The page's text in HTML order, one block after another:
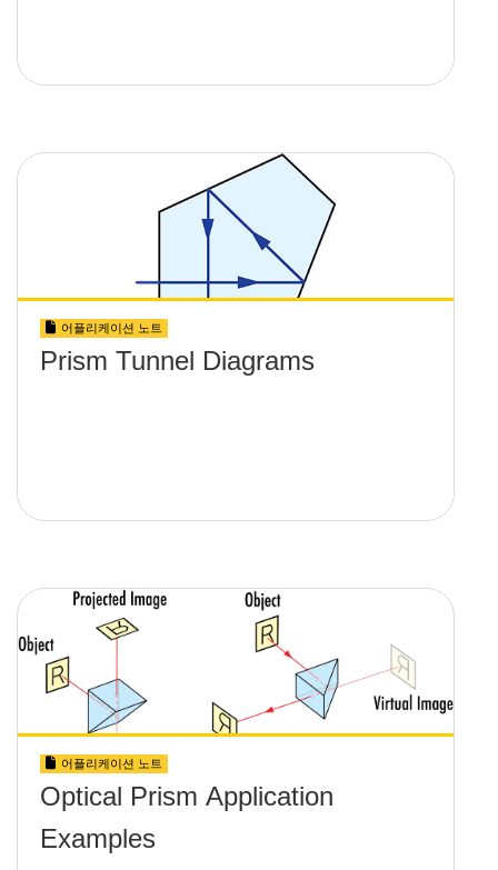
어플리케이션 노트
Prism Tunnel Diagrams
어플리케이션 노트
Optical Prism Application
Examples